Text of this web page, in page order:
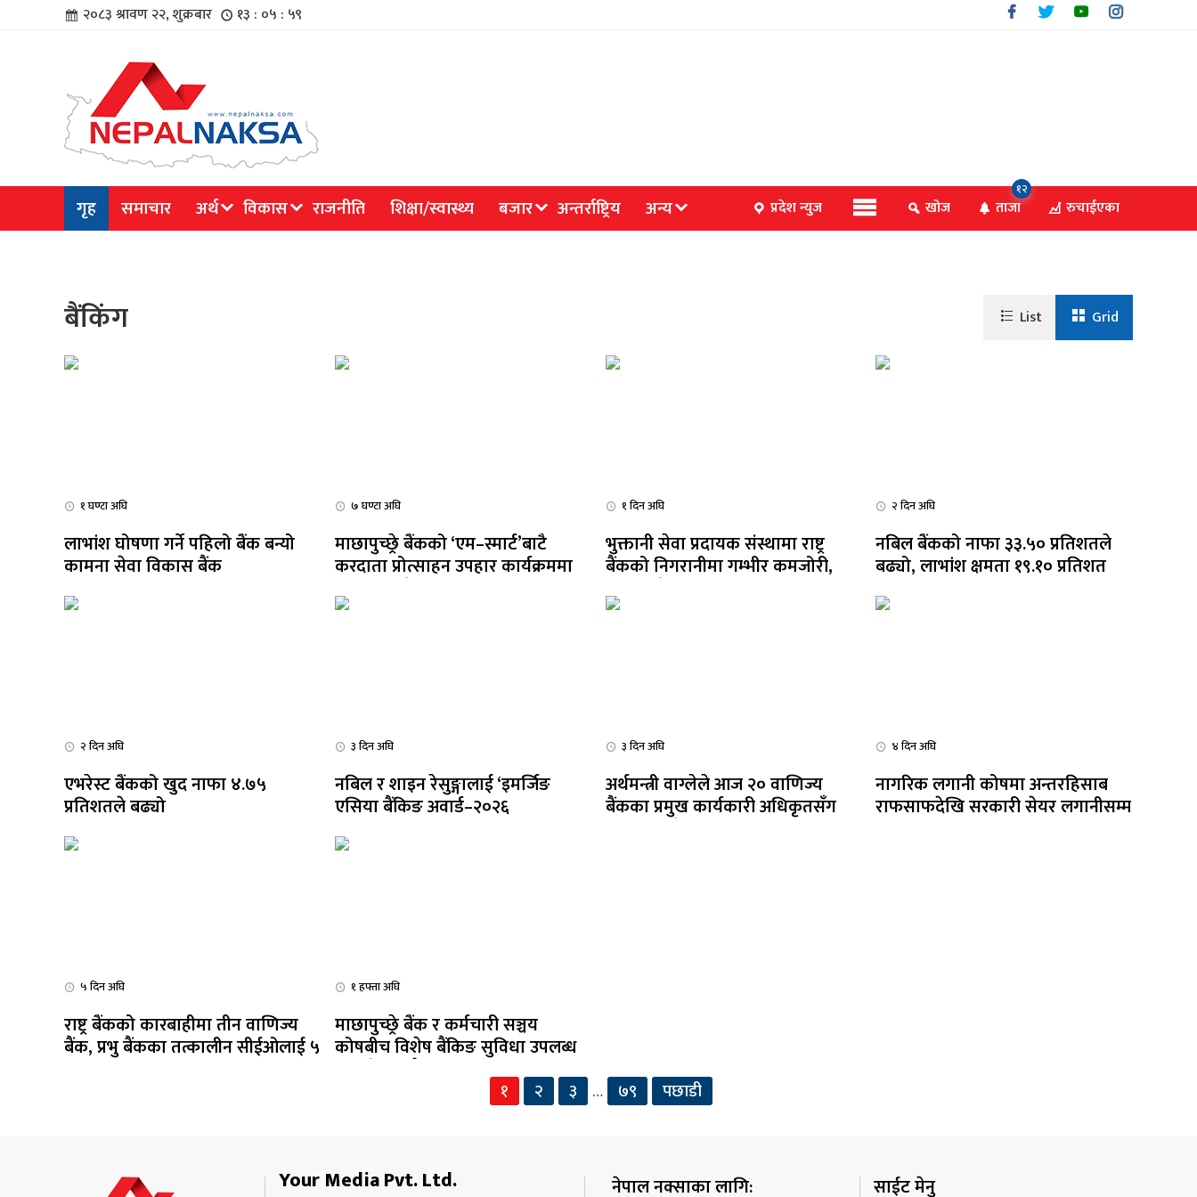
२०८३ श्रावण २२, शुक्रबार १३ : ०५ : ५९
गृह समाचार अर्थ विकास राजनीति शिक्षा/स्वास्थ्य बजार अन्तर्राष्ट्रिय अन्य प्रदेश न्युज खोज ताजा
१२
रुचाईएका
बैंकिंग List Grid
१ घण्टा अघि
लाभांश घोषणा गर्ने पहिलो बैंक बन्यो
कामना सेवा विकास बैंक
७ घण्टा अघि
माछापुच्छ्रे बैंकको ‘एम–स्मार्ट’बाटै
करदाता प्रोत्साहन उपहार कार्यक्रममा
सहभागी हुने सुविधा
१ दिन अघि
भुक्तानी सेवा प्रदायक संस्थामा राष्ट्र
बैंकको निगरानीमा गम्भीर कमजोरी,
सुशासनदेखि साइबर सुरक्षासम्म जोखिम
२ दिन अघि
नबिल बैंकको नाफा ३३.५० प्रतिशतले
बढ्यो, लाभांश क्षमता १९.१० प्रतिशत
२ दिन अघि
एभरेस्ट बैंकको खुद नाफा ४.७५
प्रतिशतले बढ्यो
३ दिन अघि
नबिल र शाइन रेसुङ्गालाई ‘इमर्जिङ
एसिया बैंकिङ अवार्ड–२०२६
३ दिन अघि
अर्थमन्त्री वाग्लेले आज २० वाणिज्य
बैंकका प्रमुख कार्यकारी अधिकृतसँग
४ दिन अघि
नागरिक लगानी कोषमा अन्तरहिसाब
राफसाफदेखि सरकारी सेयर लगानीसम्म
५ दिन अघि
राष्ट्र बैंकको कारबाहीमा तीन वाणिज्य
बैंक, प्रभु बैंकका तत्कालीन सीईओलाई ५
१ हफ्ता अघि
माछापुच्छ्रे बैंक र कर्मचारी सञ्चय
कोषबीच विशेष बैंकिङ सुविधा उपलब्ध
१ २ ३ … ७९ पछाडी
Your Media Pvt. Ltd. नेपाल नक्साका लागि: साईट मेनु